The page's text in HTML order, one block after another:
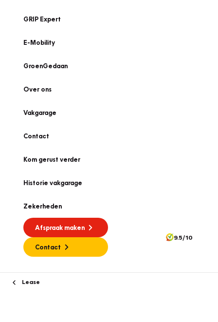
GRIP Expert
E-Mobility
GroenGedaan
Over ons
Vakgarage
Contact
Kom gerust verder
Historie vakgarage
Zekerheden
Afspraak maken
Contact
9.5/10
Lease